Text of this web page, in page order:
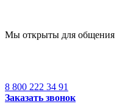
Мы открыты для общения
8 800 222 34 91
Заказать звонок